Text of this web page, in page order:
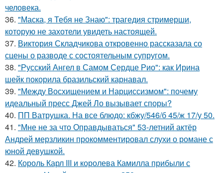
человека.
36. "Маска, я Тебя не Знаю": трагедия стримерши,
которую не захотели увидеть настоящей.
37. Виктория Складчикова откровенно рассказала со
сцены о разводе с состоятельным супругом.
38. "Русский Ангел в Самом Сердце Рио": как Ирина
шейк покорила бразильский карнавал.
39. "Между Восхищением и Нарциссизмом": почему
идеальный пресс Джей Ло вызывает споры?
40. ПП Ватрушка. На все блюдо: кбжу/546/б 45/ж 17/у 50.
41. "Мне не за что Оправдываться" 53-летний актёр
Андрей мерзликин прокомментировал слухи о романе с
юной девушкой.
42. Король Карл III и королева Камилла прибыли с